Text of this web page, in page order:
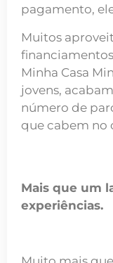
pagamento,
Muitos
Minha Casa
jovens,
número de
que cabem no
Mais que um
experiências.